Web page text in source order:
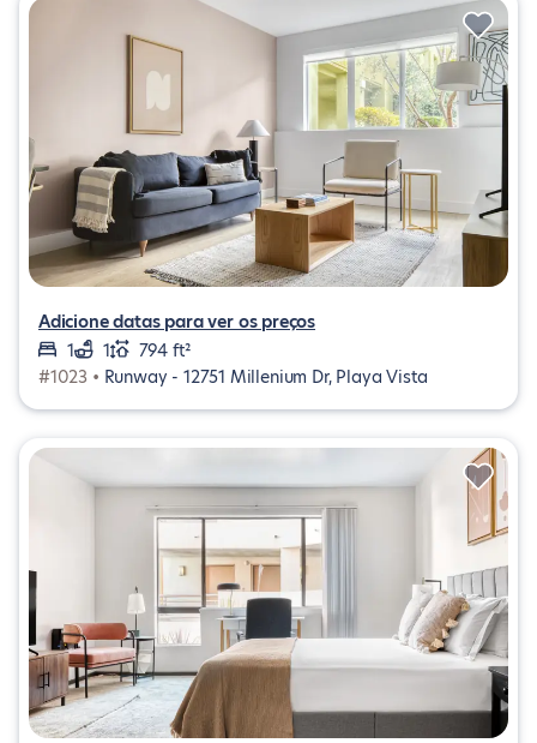
Adicione datas para ver os preços
1
1
794 ft²
#1023 • Runway - 12751 Millenium Dr, Playa Vista